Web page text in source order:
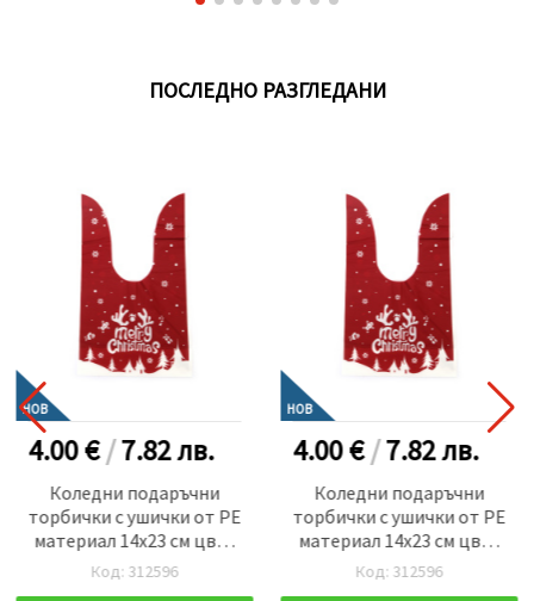
ПОСЛЕДНО РАЗГЛЕДАНИ
НОВ
4.00 €/7.82лв.
Коледни подаръчни
торбички с ушички от PE
материал 14x23 см цвят
бял и червен Merry
Christmas -50 броя
Код: 312596
НОВ
4.00 €/7.82лв.
Коледни подаръчни
торбички с ушички от PE
материал 14x23 см цвят
бял и червен Merry
Christmas -50 броя
Код: 312596